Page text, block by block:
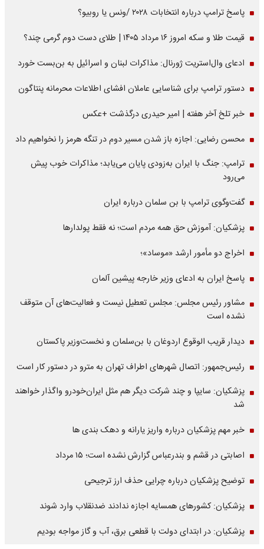
پاسخ ترامپ درباره انتخابات ۲۰۲۸ /ونس یا روبیو؟
قیمت طلا و سکه امروز ۱۶ مرداد ۱۴۰۵ | طلای دست دوم گرمی چند؟
ادعای وال‌استریت ژورنال: مذاکرات لبنان و اسرائیل به بن‌بست خورد
دستور ترامپ برای شناسایی عاملان افشای اطلاعات محرمانه پنتاگون
خبر تلخ آخر هفته | امیر حیدری درگذشت +عکس
محسن رضایی: اجازه باز شدن مسیر دوم در تنگه هرمز را نخواهیم داد
ترامپ: جنگ با ایران به‌زودی پایان می‌یابد؛ مذاکرات خوب پیش
می‌رود
گفت‌وگوی ترامپ با بن سلمان درباره ایران
پزشکیان: آموزش حق همه مردم است؛ نه فقط پولدارها
اخراج دو مأمور ارشد «موساد»؛
پاسخ ایران به ادعای وزیر خارجه پیشین آلمان
مشاور رئیس مجلس: مجلس تعطیل نیست و فعالیت‌های آن متوقف
نشده است
دیدار قریب الوقوع اردوغان با بن‌سلمان و نخست‌وزیر پاکستان
رئیس‌جمهور: اتصال شهرهای اطراف تهران به مترو در دستور کار است
پزشکیان: سایپا و چند شرکت دیگر هم مثل ایران‌خودرو واگذار خواهند
شد
خبر مهم پزشکیان درباره واریز یارانه و دهک بندی ها
اصابتی در قشم و بندرعباس گزارش نشده است؛ ۱۵ مرداد
توضیح پزشکیان درباره چرایی حذف ارز ترجیحی
پزشکیان: کشورهای همسایه اجازه ندادند ضدنقلاب وارد شوند
پزشکیان: در ابتدای دولت با قطعی برق، آب و گاز مواجه بودیم